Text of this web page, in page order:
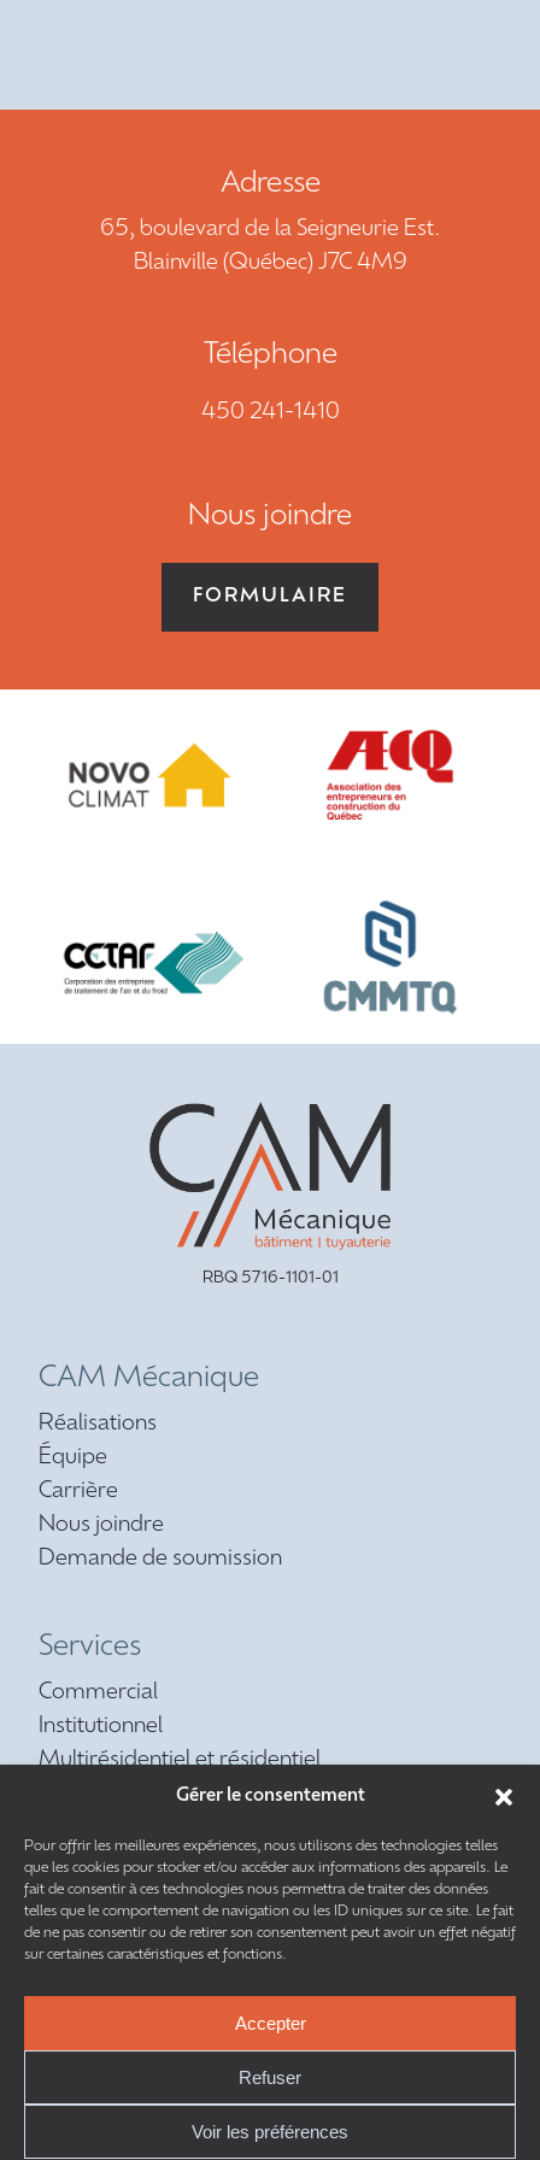
Gérer le consentement
Pour offrir les meilleures expériences, nous utilisons des technologies telles
que les cookies pour stocker et/ou accéder aux informations des appareils. Le
fait de consentir à ces technologies nous permettra de traiter des données
telles que le comportement de navigation ou les ID uniques sur ce site. Le fait
de ne pas consentir ou de retirer son consentement peut avoir un effet négatif
sur certaines caractéristiques et fonctions.
Accepter
Refuser
Voir les préférences
Adresse
65, boulevard de la Seigneurie Est.
Blainville (Québec) J7C 4M9
Téléphone
450 241-1410
Nous joindre
FORMULAIRE
RBQ 5716-1101-01
CAM Mécanique
Réalisations
Équipe
Carrière
Nous joindre
Demande de soumission
Services
Commercial
Institutionnel
Multirésidentiel et résidentiel
Contrat d’entretien préventif
Tuyauterie
Ce site est protégé par reCAPTCHA. Lesrègles de confidentialité
conditions d’utilisationde Google s’appliquent.
TOUS DROITS RÉSERVÉS © 2026 | CAM MÉCANIQUE INC. |